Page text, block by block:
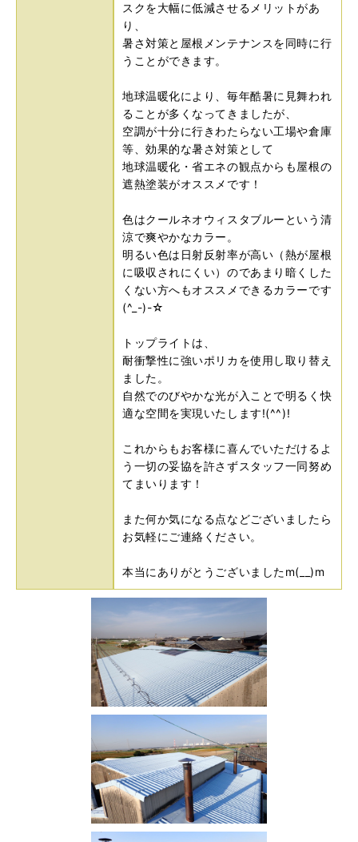
スクを大幅に低減させるメリットがあ
り、
暑さ対策と屋根メンテナンスを同時に行
うことができます。
地球温暖化により、毎年酷暑に見舞われ
ることが多くなってきましたが、
空調が十分に行きわたらない工場や倉庫
等、効果的な暑さ対策として
地球温暖化・省エネの観点からも屋根の
遮熱塗装がオススメです！
色はクールネオウィスタブルーという清
涼で爽やかなカラー。
明るい色は日射反射率が高い（熱が屋根
に吸収されにくい）のであまり暗くした
くない方へもオススメできるカラーです
(^_-)-☆
トップライトは、
耐衝撃性に強いポリカを使用し取り替え
ました。
自然でのびやかな光が入ことで明るく快
適な空間を実現いたします!(^^)!
これからもお客様に喜んでいただけるよ
う一切の妥協を許さずスタッフ一同努め
てまいります！
また何か気になる点などございましたら
お気軽にご連絡ください。
本当にありがとうございましたm(__)m